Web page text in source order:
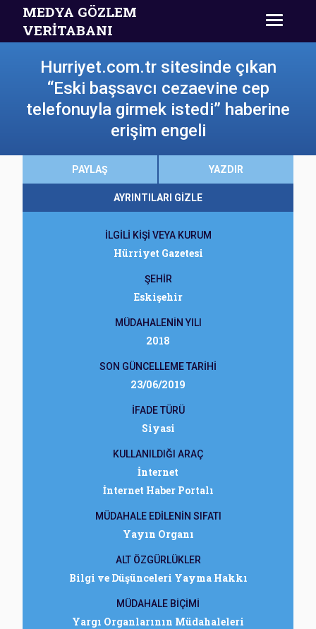
MEDYA GÖZLEM
VERİTABANI
Hurriyet.com.tr sitesinde çıkan
“Eski başsavcı cezaevine cep
telefonuyla girmek istedi” haberine
erişim engeli
PAYLAŞ YAZDIR
AYRINTILARI GİZLE
İLGİLİ KİŞİ VEYA KURUM
Hürriyet Gazetesi
ŞEHİR
Eskişehir
MÜDAHALENİN YILI
2018
SON GÜNCELLEME TARİHİ
23/06/2019
İFADE TÜRÜ
Siyasi
KULLANILDIĞI ARAÇ
İnternet
İnternet Haber Portalı
MÜDAHALE EDİLENİN SIFATI
Yayın Organı
ALT ÖZGÜRLÜKLER
Bilgi ve Düşünceleri Yayma Hakkı
MÜDAHALE BİÇİMİ
Yargı Organlarının Müdahaleleri